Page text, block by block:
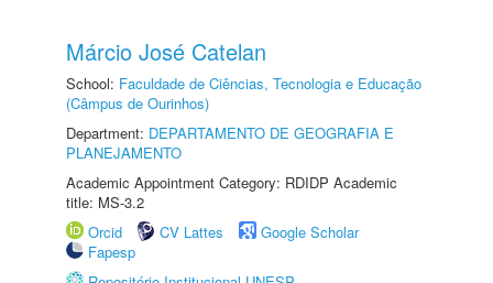
Márcio José Catelan
School: Faculdade de Ciências, Tecnologia e Educação
(Câmpus de Ourinhos)
Department: DEPARTAMENTO DE GEOGRAFIA E
PLANEJAMENTO
Academic Appointment Category: RDIDP Academic
title: MS-3.2
Orcid
CV Lattes
Google Scholar
Fapesp